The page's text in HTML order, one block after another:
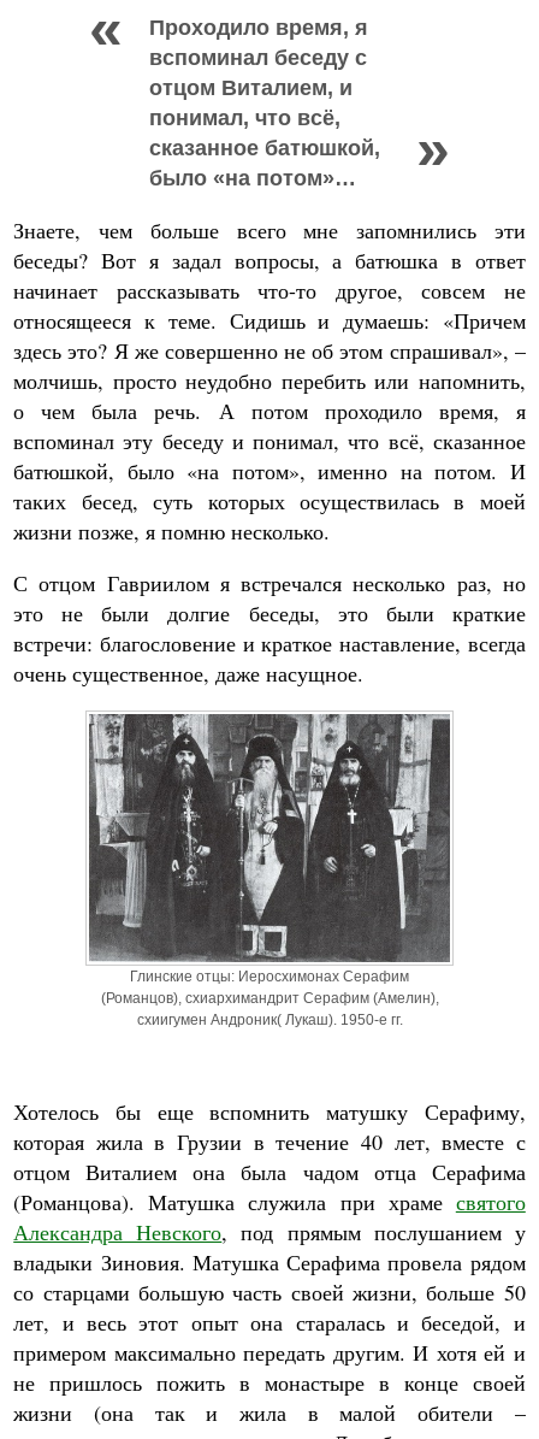
Проходило время, я
вспоминал беседу с
отцом Виталием, и
понимал, что всё,
сказанное батюшкой,
было «на потом»…
Знаете, чем больше всего мне запомнились эти
беседы? Вот я задал вопросы, а батюшка в ответ
начинает рассказывать что-то другое, совсем не
относящееся к теме. Сидишь и думаешь: «Причем
здесь это? Я же совершенно не об этом спрашивал», –
молчишь, просто неудобно перебить или напомнить,
о чем была речь. А потом проходило время, я
вспоминал эту беседу и понимал, что всё, сказанное
батюшкой, было «на потом», именно на потом. И
таких бесед, суть которых осуществилась в моей
жизни позже, я помню несколько.
С отцом Гавриилом я встречался несколько раз, но
это не были долгие беседы, это были краткие
встречи: благословение и краткое наставление, всегда
очень существенное, даже насущное.
Глинские отцы: Иеросхимонах Серафим
(Романцов), схиархимандрит Серафим (Амелин),
схиигумен Андроник( Лукаш). 1950-е гг.
Хотелось бы еще вспомнить матушку Серафиму,
которая жила в Грузии в течение 40 лет, вместе с
отцом Виталием она была чадом отца Серафима
(Романцова). Матушка служила при храме святого
Александра Невского, под прямым послушанием у
владыки Зиновия. Матушка Серафима провела рядом
со старцами большую часть своей жизни, больше 50
лет, и весь этот опыт она старалась и беседой, и
примером максимально передать другим. И хотя ей и
не пришлось пожить в монастыре в конце своей
жизни (она так и жила в малой обители –